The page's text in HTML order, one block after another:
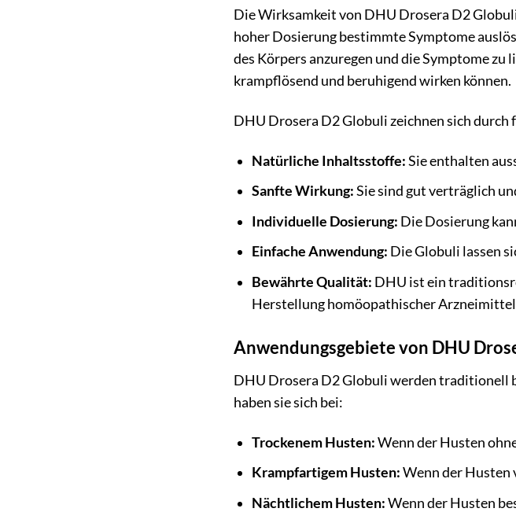
Die Wirksamkeit von DHU Drosera D2
hoher Dosierung bestimmte Symptome
des Körpers anzuregen und die Symptome
krampflösend und beruhigend wirken können.
DHU Drosera D2 Globuli zeichnen sich durch
Natürliche Inhaltsstoffe:Sie enthalten
Sanfte Wirkung:Sie sind gut verträglich
Individuelle Dosierung: Die Dosierung
Einfache Anwendung: Die Globuli lassen
Bewährte Qualität: DHU ist ein
Herstellung homöopathischer
Anwendungsgebiete von DHU
DHU Drosera D2 Globuli werden traditionell
haben sie sich bei:
Trockenem Husten:Wenn der Husten
Krampfartigem Husten:Wenn der
Nächtlichem Husten:Wenn der Husten